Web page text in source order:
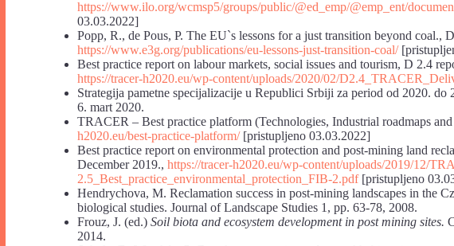
https://www.ilo.org/wcmsp5/groups/public/@ed_emp/@emp_ent/
03.03.2022]
Popp, R., de Pous, P. The EU`s lessons for a just transition beyond coal.,
https://www.e3g.org/publications/eu-lessons-just-transition-coal/
Best practice report on labour markets, social issues and tourism, D 2.4
https://tracer-h2020.eu/wp-content/uploads/2020/02/
Strategija pametne specijalizacije u Republici Srbiji za period od 2020.
6. mart 2020.
TRACER – Best practice platform (Technologies, Industrial roadmaps
h2020.eu/best-practice-platform/[pristupljeno 03.03.2022]
Best practice report on environmental protection and post-mining land
December 2019., https://tracer-h2020.eu/wp-content/uploads/2019/12/
2.5_Best_practice_environmental_protection_FIB-2.pdf[pristupljeno
Hendrychova, M. Reclamation success in post-mining landscapes in the
biological studies. Journal of Landscape Studies 1, pp. 63-78, 2008.
Frouz, J. (ed.) Soil biota and ecosystem development in post mining sites.
2014.